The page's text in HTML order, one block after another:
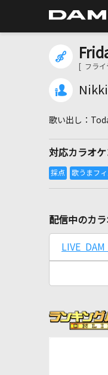
[ フライ
対応カラオ
配信中のカ
LIVE